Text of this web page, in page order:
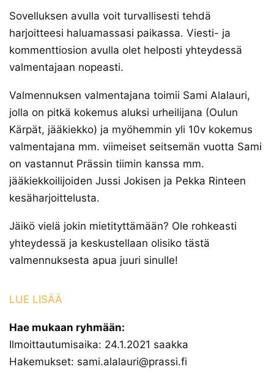
Sovelluksen avulla voit turvallisesti tehdä
harjoitteesi haluamassasi paikassa. Viesti- ja
kommenttiosion avulla olet helposti yhteydessä
valmentajaan nopeasti.
Valmennuksen valmentajana toimii Sami Alalauri,
jolla on pitkä kokemus aluksi urheilijana (Oulun
Kärpät, jääkiekko) ja myöhemmin yli 10v kokemus
valmentajana mm. viimeiset seitsemän vuotta Sami
on vastannut Prässin tiimin kanssa mm.
jääkiekkoilijoiden Jussi Jokisen ja Pekka Rinteen
kesäharjoittelusta.
Jäikö vielä jokin mietityttämään? Ole rohkeasti
yhteydessä ja keskustellaan olisiko tästä
valmennuksesta apua juuri sinulle!
LUE LISÄÄ
Hae mukaan ryhmään:
Ilmoittautumisaika: 24.1.2021 saakka
Hakemukset: sami.alalauri@prassi.fi